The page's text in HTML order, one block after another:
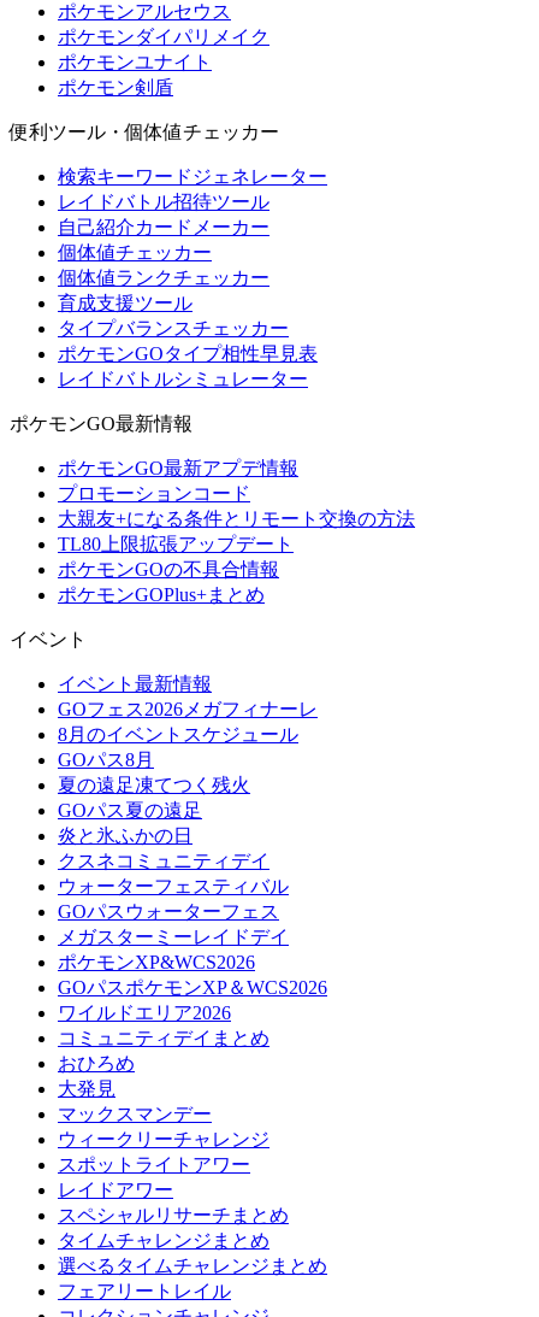
ポケモンアルセウス
ポケモンダイパリメイク
ポケモンユナイト
ポケモン剣盾
便利ツール・個体値チェッカー
検索キーワードジェネレーター
レイドバトル招待ツール
自己紹介カードメーカー
個体値チェッカー
個体値ランクチェッカー
育成支援ツール
タイプバランスチェッカー
ポケモンGOタイプ相性早見表
レイドバトルシミュレーター
ポケモンGO最新情報
ポケモンGO最新アプデ情報
プロモーションコード
大親友+になる条件とリモート交換の方法
TL80上限拡張アップデート
ポケモンGOの不具合情報
ポケモンGOPlus+まとめ
イベント
イベント最新情報
GOフェス2026メガフィナーレ
8月のイベントスケジュール
GOパス8月
夏の遠足凍てつく残火
GOパス夏の遠足
炎と氷ふかの日
クスネコミュニティデイ
ウォーターフェスティバル
GOパスウォーターフェス
メガスターミーレイドデイ
ポケモンXP&WCS2026
GOパスポケモンXP＆WCS2026
ワイルドエリア2026
コミュニティデイまとめ
おひろめ
大発見
マックスマンデー
ウィークリーチャレンジ
スポットライトアワー
レイドアワー
スペシャルリサーチまとめ
タイムチャレンジまとめ
選べるタイムチャレンジまとめ
フェアリートレイル